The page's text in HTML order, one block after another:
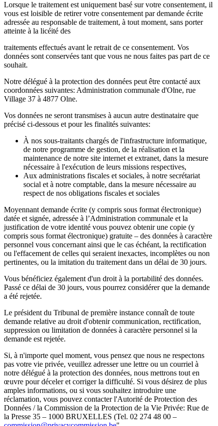
Lorsque le traitement est uniquement basé sur votre consentement, il
vous est loisible de retirer votre consentement par demande écrite
adressée au responsable de traitement, à tout moment, sans porter
atteinte à la licéité des
traitements effectués avant le retrait de ce consentement. Vos
données sont conservées tant que vous ne nous faites pas part de ce
souhait.
Notre délégué à la protection des données peut être contacté aux
coordonnées suivantes: Administration communale d'Olne, rue
Village 37 à 4877 Olne.
Vos données ne seront transmises à aucun autre destinataire que
précisé ci-dessous et pour les finalités suivantes:
À nos sous-traitants chargés de l'infrastructure informatique,
de notre programme de gestion, de la réalisation et la
maintenance de notre site internet et extranet, dans la mesure
nécessaire à l'exécution de leurs missions respectives,
Aux administrations fiscales et sociales, à notre secrétariat
social et à notre comptable, dans la mesure nécessaire au
respect de nos obligations fiscales et sociales
Moyennant demande écrite (y compris sous format électronique)
datée et signée, adressée à l’Administration communale et la
justification de votre identité vous pouvez obtenir une copie (y
compris sous format électronique) gratuite – des données à caractère
personnel vous concernant ainsi que le cas échéant, la rectification
ou l'effacement de celles qui seraient inexactes, incomplètes ou non
pertinentes, ou la imitation du traitement dans un délai de 30 jours.
Vous bénéficiez également d'un droit à la portabilité des données.
Passé ce délai de 30 jours, vous pourrez considérer que la demande
a été rejetée.
Le président du Tribunal de première instance connaît de toute
demande relative au droit d'obtenir communication, rectification,
suppression ou limitation de données à caractère personnel si la
demande est rejetée.
Si, à n'importe quel moment, vous pensez que nous ne respectons
pas votre vie privée, veuillez adresser une lettre ou un courriel à
notre délégué à la protection des données, nous mettrons tout en
œuvre pour déceler et corriger la difficulté. Si vous désirez de plus
amples informations, ou si vous souhaitez introduire une
réclamation, vous pouvez contacter l'Autorité de Protection des
Données / la Commission de la Protection de la Vie Privée: Rue de
la Presse 35 – 1000 BRUXELLES (Tel. 02 274 48 00 –